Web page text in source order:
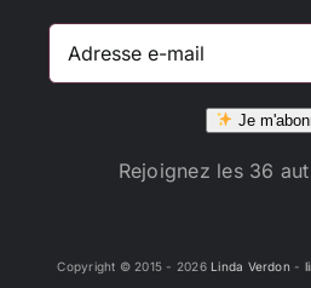
Adresse
Je
Rejoignez les 36
Copyright © 2015 - 2026 Linda Verdon-